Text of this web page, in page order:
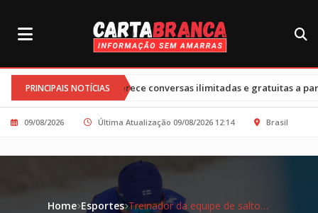
PRINCIPAIS NOTÍCIAS
oferece conversas ilimitadas e gratuitas a partir de sexta-feira•
09/08/2026 Última Atualização 09/08/2026 12:14 Brasil
Home Esportes Treinador da equipe de saltos de esqui da Finlândia é afastado dos Jogos de Inverno por violação de regra sobre consumo de álcool